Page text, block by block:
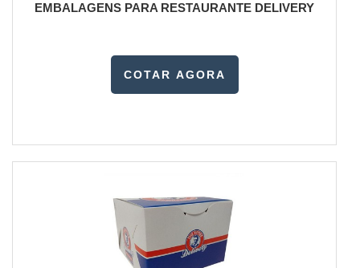
EMBALAGENS PARA RESTAURANTE DELIVERY
COTAR AGORA